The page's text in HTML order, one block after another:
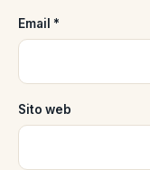
Email *
Sito web